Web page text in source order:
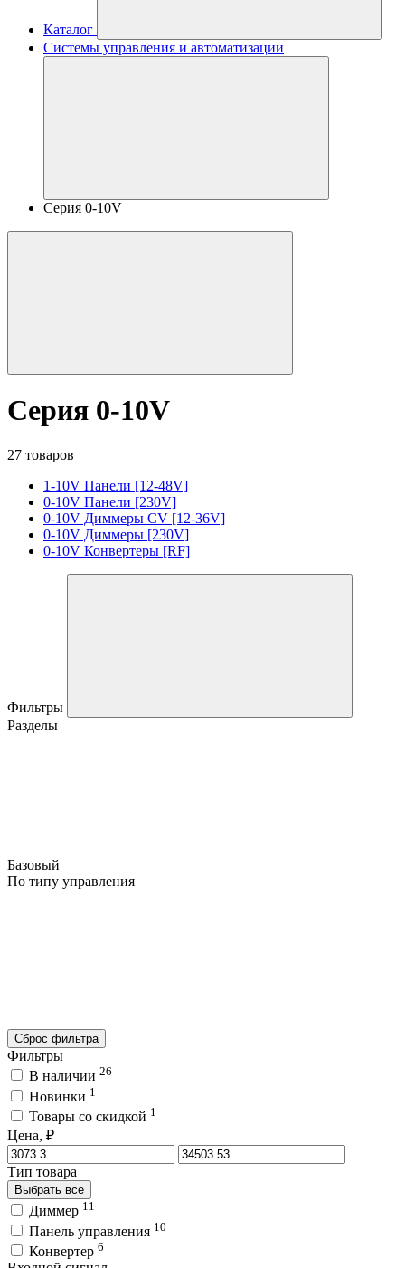
Каталог
Системы управления и автоматизации
Серия 0-10V
Серия 0-10V
27 товаров
1-10V Панели [12-48V]
0-10V Панели [230V]
0-10V Диммеры CV [12-36V]
0-10V Диммеры [230V]
0-10V Конвертеры [RF]
Фильтры
Разделы
Базовый
По типу управления
Сброс фильтра
Фильтры
В наличии 26
Новинки 1
Товары со скидкой 1
Цена, ₽
Тип товара
Выбрать все
Диммер 11
Панель управления 10
Конвертер 6